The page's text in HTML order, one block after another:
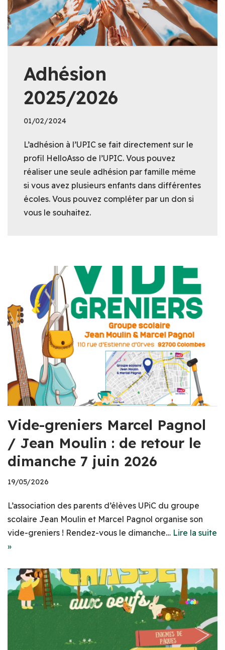
Adhésion
2025/2026
01/02/2024
L’adhésion à l’UPIC se fait directement sur le
profil HelloAsso de l’UPIC. Vous pouvez
réaliser une seule adhésion par famille même
si vous avez plusieurs enfants dans différentes
écoles. Vous pouvez compléter par un don si
vous le souhaitez.
Vide-greniers Marcel Pagnol
/ Jean Moulin : de retour le
dimanche 7 juin 2026
19/05/2026
L’association des parents d’élèves UPiC du groupe
scolaire Jean Moulin et Marcel Pagnol organise son
vide-greniers ! Rendez-vous le dimanche… Lire la suite
»